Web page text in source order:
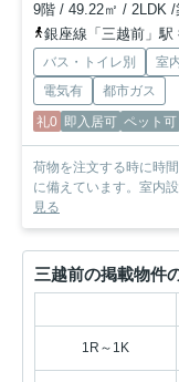
9階 / 49.22㎡ / 2LDK /
銀座線「三越前」駅
バス・トイレ別 室
電気有
都市ガス
礼0 即入居可 ペット可
荷物を注文する時に時
に備えています。室内
見る
三越前の掲載物件
1R～1K